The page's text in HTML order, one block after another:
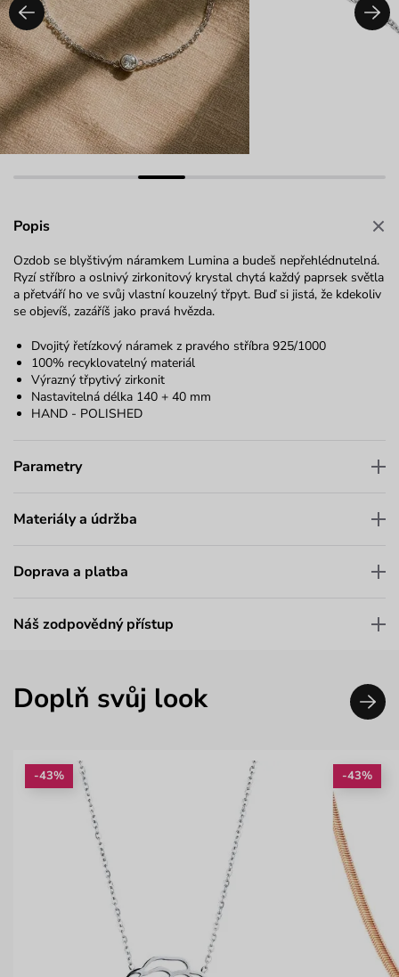
Popis
Ozdob se blyštivým náramkem Lumina a budeš nepřehlédnutelná.
Ryzí stříbro a oslnivý zirkonitový krystal chytá každý paprsek světla
a přetváří ho ve svůj vlastní kouzelný třpyt. Buď si jistá, že kdekoliv
se objevíš, zazáříš jako pravá hvězda.
Dvojitý řetízkový náramek z pravého stříbra 925/1000
100% recyklovatelný materiál
Výrazný třpytivý zirkonit
Nastavitelná délka 140 + 40 mm
HAND - POLISHED
Parametry
Materiály a údržba
Doprava a platba
Náš zodpovědný přístup
Doplň svůj look
-43% -43%